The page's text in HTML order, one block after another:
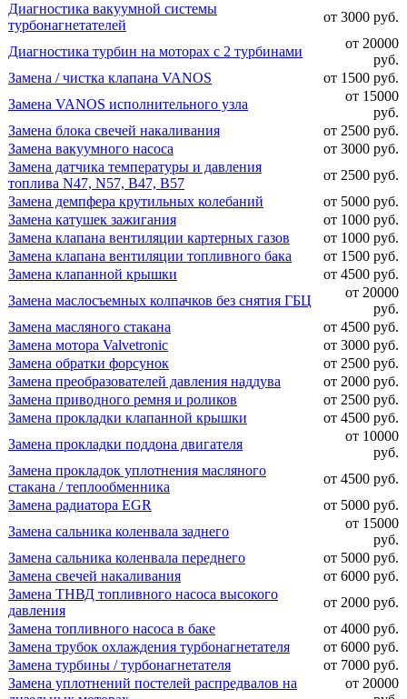
Диагностика вакуумной системы
турбонагнетателей
от 3000 руб.
Диагностика турбин на моторах с 2 турбинами
от 20000
руб.
Замена / чистка клапана VANOS
от 1500 руб.
Замена VANOS исполнительного узла
от 15000
руб.
Замена блока свечей накаливания
от 2500 руб.
Замена вакуумного насоса
от 3000 руб.
Замена датчика температуры и давления
топлива N47, N57, B47, B57
от 2500 руб.
Замена демпфера крутильных колебаний
от 5000 руб.
Замена катушек зажигания
от 1000 руб.
Замена клапана вентиляции картерных газов
от 1000 руб.
Замена клапана вентиляции топливного бака
от 1500 руб.
Замена клапанной крышки
от 4500 руб.
Замена маслосъемных колпачков без снятия ГБЦ
от 20000
руб.
Замена масляного стакана
от 4500 руб.
Замена мотора Valvetronic
от 3000 руб.
Замена обратки форсунок
от 2500 руб.
Замена преобразователей давления наддува
от 2000 руб.
Замена приводного ремня и роликов
от 2500 руб.
Замена прокладки клапанной крышки
от 4500 руб.
Замена прокладки поддона двигателя
от 10000
руб.
Замена прокладок уплотнения масляного
стакана / теплообменника
от 4500 руб.
Замена радиатора EGR
от 5000 руб.
Замена сальника коленвала заднего
от 15000
руб.
Замена сальника коленвала переднего
от 5000 руб.
Замена свечей накаливания
от 6000 руб.
Замена ТНВД топливного насоса высокого
давления
от 2000 руб.
Замена топливного насоса в баке
от 4000 руб.
Замена трубок охлаждения турбонагнетателя
от 6000 руб.
Замена турбины / турбонагнетателя
от 7000 руб.
Замена уплотнений постелей распредвалов на
от 20000